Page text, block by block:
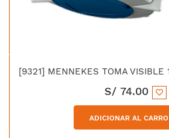
S/ 74.00
ADICIONAR AL CARRO